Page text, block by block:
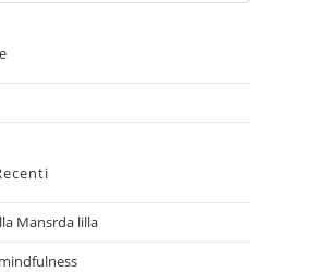
Mansrda lilla